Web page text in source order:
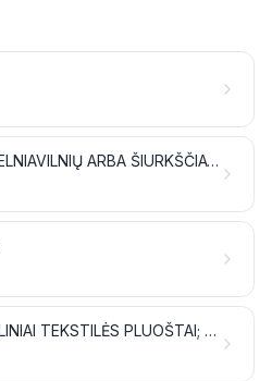
VILNA, ŠVELNIAVILNIŲ ARBA ŠIURKŠČIAVILNIŲ GYVŪNŲ PLAUKAI; AŠUTŲ VERPALAI IR AUDINIAI
KITI AUGALINIAI TEKSTILĖS PLUOŠTAI; POPIERINIAI VERPALAI IR POPIERINIŲ VERPALŲ AUDINIAI